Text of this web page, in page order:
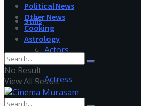
Stills
Actors
Actress
Political News
Other News
Cooking
Astrology
No Result
View All Result